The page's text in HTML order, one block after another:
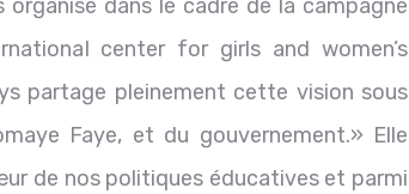
dans le cadre de la campagne
center for girls and women’s
partage pleinement cette vision sous
Faye, et du gouvernement.» Elle
de nos politiques éducatives et parmi